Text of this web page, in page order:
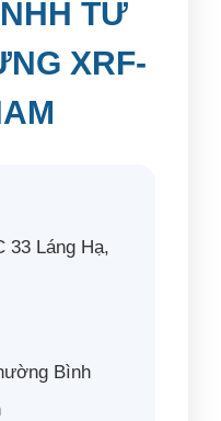
TƯ
XRF-
33 Láng Hạ,
Bình